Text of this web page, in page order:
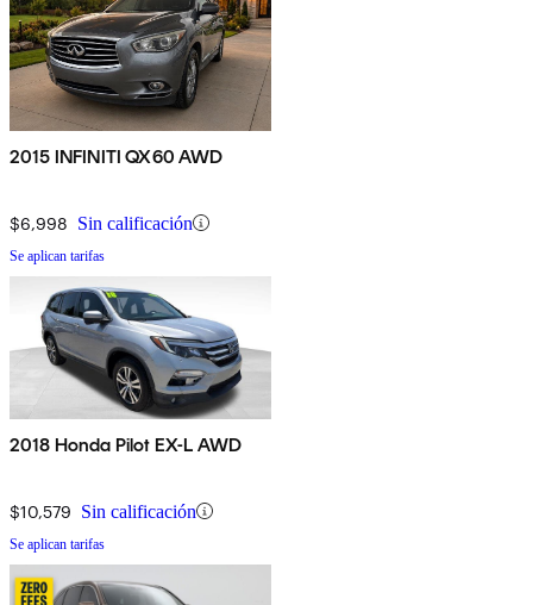
2015 INFINITI QX60 AWD
$6,998 Sin calificación
Se aplican tarifas
2018 Honda Pilot EX-L AWD
$10,579 Sin calificación
Se aplican tarifas